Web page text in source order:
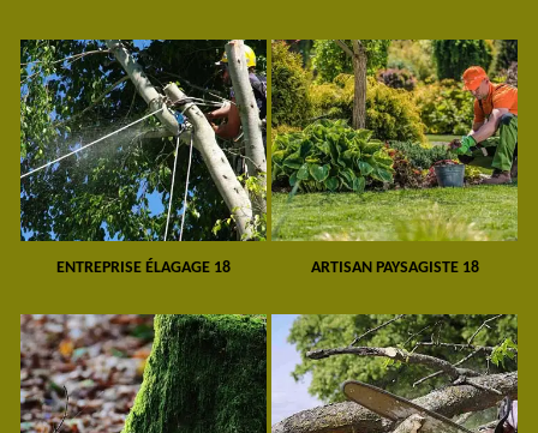
ENTREPRISE ÉLAGAGE 18 ARTISAN PAYSAGISTE 18